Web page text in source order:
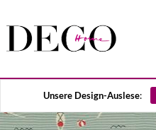
Unsere Design-Auslese: